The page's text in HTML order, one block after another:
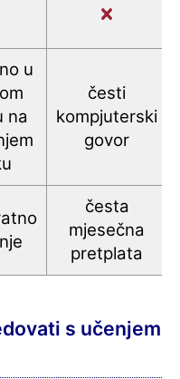
u
na
česti
kompjuterski
govor
česta
mjesečna
pretplata
s učenjem